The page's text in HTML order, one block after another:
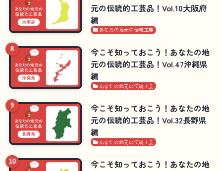
元の伝統的工芸品！Vol.10大阪府
編
あなたの地元の伝統工芸
今こそ知っておこう！あなたの地
元の伝統的工芸品！Vol.47沖縄県
編
あなたの地元の伝統工芸
今こそ知っておこう！あなたの地
元の伝統的工芸品！Vol.32長野県
編
あなたの地元の伝統工芸
今こそ知っておこう！あなたの地